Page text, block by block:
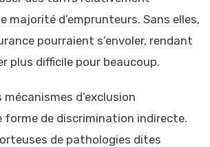
majorité d’emprunteurs. Sans elles,
pourraient s’envoler, rendant
plus difficile pour beaucoup.
mécanismes d’exclusion
forme de discrimination indirecte.
de pathologies dites